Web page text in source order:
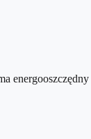
energooszczędny